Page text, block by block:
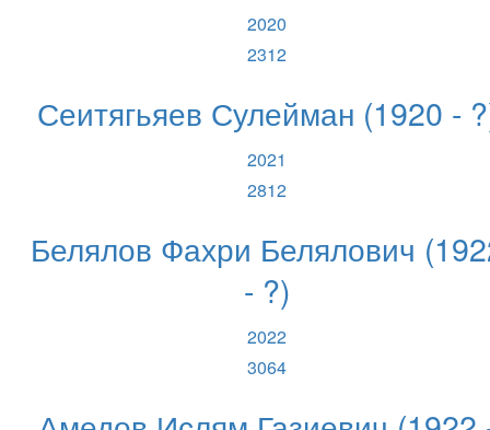
2020
2312
Сеитягьяев Сулейман (1920 -
2021
2812
Белялов Фахри Белялович
- ?)
2022
3064